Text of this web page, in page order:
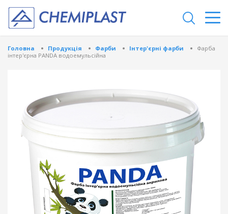
Головна Продукція Фарби Інтер'єрні фарби
Фарба
інтер'єрна PANDA водоемульсійна